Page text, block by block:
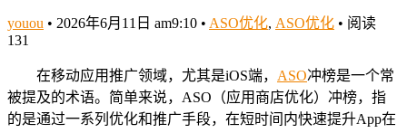
youou • 2026年6月11日 am9:10 • ASO优化, ASO优化 • 阅读
131
在移动应用推广领域，尤其是iOS端， ASO冲榜是一个常
被提及的术语。简单来说，ASO（应用商店优化）冲榜，指
的是通过一系列优化和推广手段，在短时间内快速提升App在